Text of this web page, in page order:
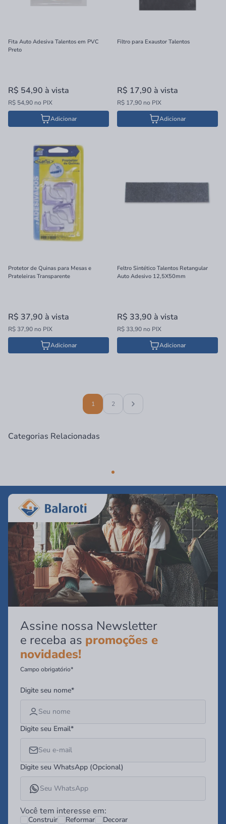
Fita Auto Adesiva Talentos em PVC
Preto
R$ 54,90 à vista
R$ 54,90 no PIX
Adicionar
Filtro para Exaustor Talentos
R$ 17,90 à vista
R$ 17,90 no PIX
Adicionar
Protetor de Quinas para Mesas e
Prateleiras Transparente
R$ 37,90 à vista
R$ 37,90 no PIX
Adicionar
Feltro Sintético Talentos Retangular
Auto Adesivo 12,5X50mm
R$ 33,90 à vista
R$ 33,90 no PIX
Adicionar
1 2
Categorias Relacionadas
Assine nossa Newsletter
e receba as promoções e
novidades!
Campo obrigatório*
Digite seu nome*
Digite seu Email*
Digite seu WhatsApp (Opcional)
Você tem interesse em:
Construir Reformar Decorar